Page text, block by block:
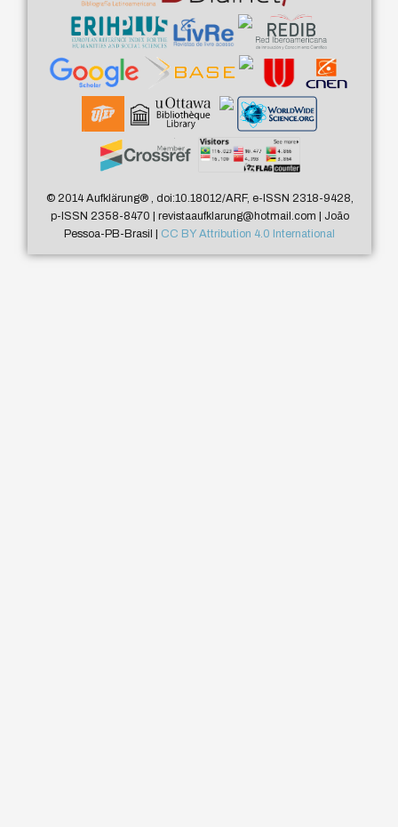
© 2014 Aufklärung®, doi:10.18012/ARF, e-ISSN 2318-9428,
p-ISSN 2358-8470 | revistaaufklarung@hotmail.com | João
Pessoa-PB-Brasil | CC BY Attribution 4.0 International